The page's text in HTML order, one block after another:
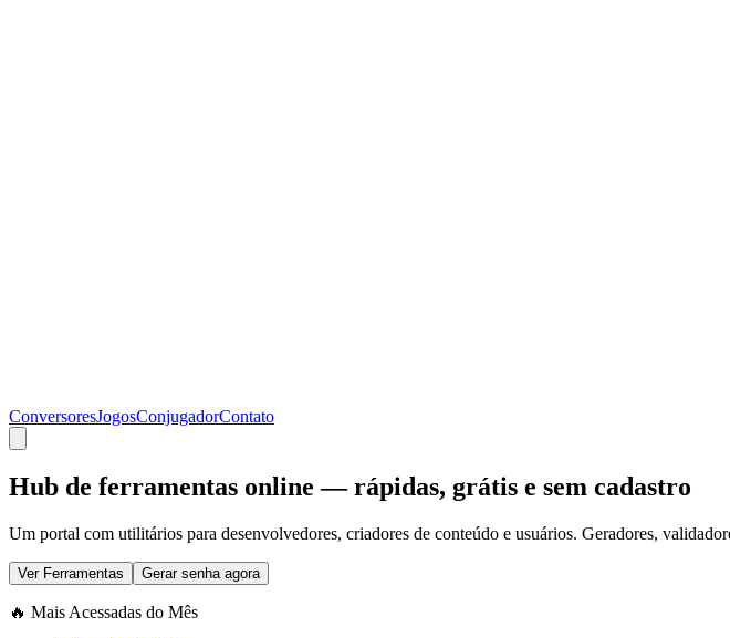
ConversoresJogosConjugadorContato
Hub de ferramentas online — rápidas, grátis e sem cadastro
Um portal com utilitários para desenvolvedores, criadores de conteúdo e usuários. Geradores,
Ver Ferramentas Gerar senha agora
🔥 Mais Acessadas do Mês